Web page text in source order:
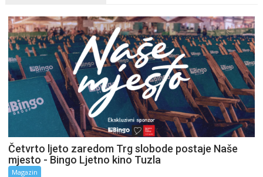
Četvrto ljeto zaredom Trg slobode postaje Naše
mjesto - Bingo Ljetno kino Tuzla
Magazin